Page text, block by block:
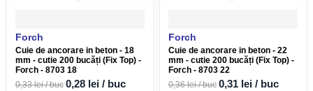
Forch
Cuie de ancorare in beton - 18
mm - cutie 200 bucăți (Fix Top) -
Forch - 8703 18
0,33 lei / buc 0,28 lei / buc
Forch
Cuie de ancorare in beton - 22
mm - cutie 200 bucăți (Fix Top) -
Forch - 8703 22
0,36 lei / buc 0,31 lei / buc